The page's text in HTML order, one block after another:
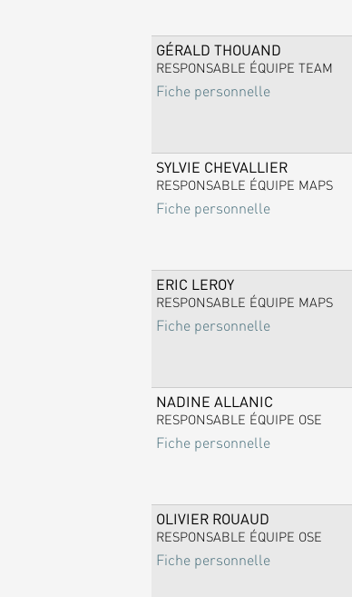
GÉRALD THOUAND
RESPONSABLE ÉQUIPE TEAM
Fiche personnelle
SYLVIE CHEVALLIER
RESPONSABLE ÉQUIPE MAPS
Fiche personnelle
ERIC LEROY
RESPONSABLE ÉQUIPE MAPS
Fiche personnelle
NADINE ALLANIC
RESPONSABLE ÉQUIPE OSE
Fiche personnelle
OLIVIER ROUAUD
RESPONSABLE ÉQUIPE OSE
Fiche personnelle